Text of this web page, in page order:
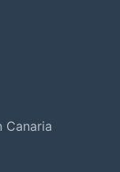
Canaria